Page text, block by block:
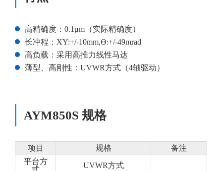
高精确度：0.1μm（实际精确度）
长冲程：XY:+/-10mm,Θ:+/-49mrad
高负载：采用高推力线性马达
薄型、高刚性：UVWR方式（4轴驱动）
AYM850S 规格
项目 规格
备注
平台方
UVWR方式